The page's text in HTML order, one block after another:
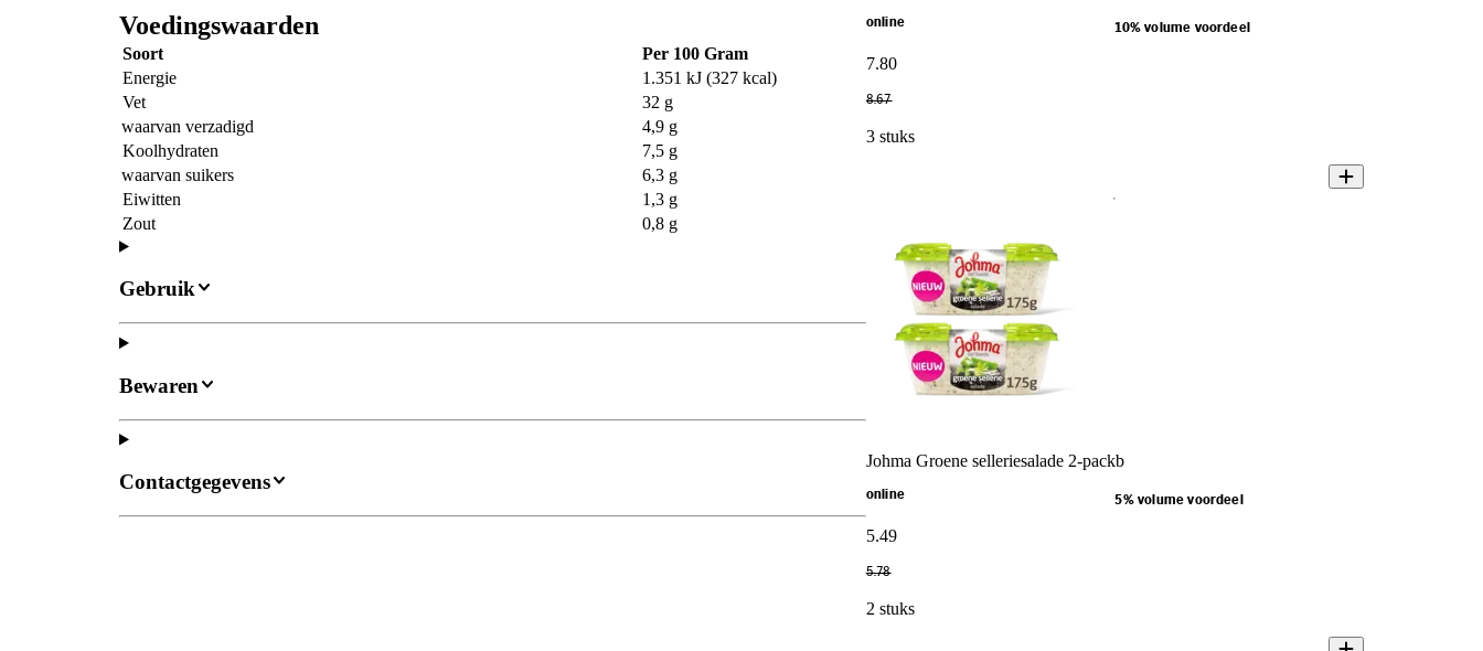
Voedingswaarden
Soort
Per 100 Gram
Energie
1.351 kJ (327 kcal)
Vet
32 g
waarvan verzadigd
4,9 g
Koolhydraten
7,5 g
waarvan suikers
6,3 g
Eiwitten
1,3 g
Zout
0,8 g
Gebruik
Bewaren
Contactgegevens
online 10% volume voordeel
7.80
8.67
3 stuks
Johma Groene selleriesalade 2-packb
online 5% volume voordeel
5.49
5.78
2 stuks